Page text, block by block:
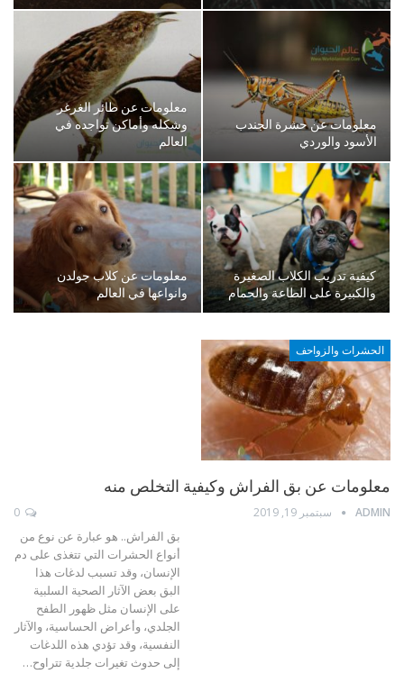
معلومات عن حشرة الجندب
الأسود والوردي
معلومات عن طائر الغرغر
وشكله وأماكن تواجده في
العالم
كيفية تدريب الكلاب الصغيرة
والكبيرة على الطاعة والحمام
معلومات عن كلاب جولدن
وانواعها في العالم
الحشرات والزواحف
معلومات عن بق الفراش وكيفية التخلص منه
ADMIN سبتمبر 19, 2019
بق الفراش.. هو عبارة عن نوع من
أنواع الحشرات التي تتغذى على دم
الإنسان، وقد تسبب لدغات هذا
البق بعض الآثار الصحية السلبية
على الإنسان مثل ظهور الطفح
الجلدي، وأعراض الحساسية، والآثار
النفسية، وقد تؤدي هذه اللدغات
إلى حدوث تغيرات جلدية تتراوح…